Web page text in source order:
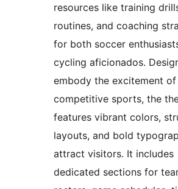
resources like training
routines, and coaching
for both soccer
cycling aficionados.
embody the excitement of
competitive sports, the
features vibrant colors,
layouts, and bold
attract visitors. It includes
dedicated sections for